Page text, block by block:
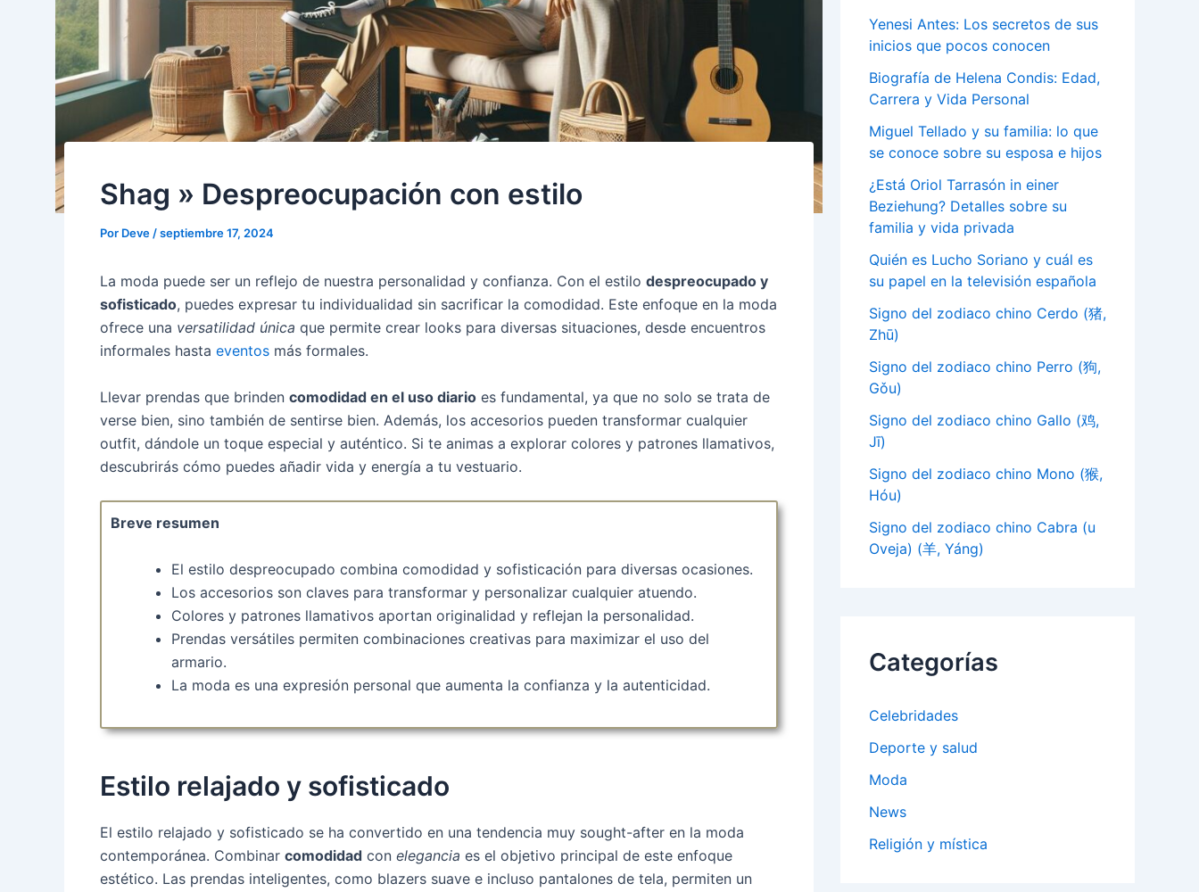
Shag » Despreocupación con estilo
Por Deve/septiembre 17, 2024
La moda puede ser un reflejo de nuestra personalidad y confianza. Con el estilo despreocupado y
sofisticado, puedes expresar tu individualidad sin sacrificar la comodidad. Este enfoque en la moda
ofrece una versatilidad única que permite crear looks para diversas situaciones, desde encuentros
informales hasta eventos más formales.
Llevar prendas que brinden comodidad en el uso diario es fundamental, ya que no solo se trata de
verse bien, sino también de sentirse bien. Además, los accesorios pueden transformar cualquier
outfit, dándole un toque especial y auténtico. Si te animas a explorar colores y patrones llamativos,
descubrirás cómo puedes añadir vida y energía a tu vestuario.
Breve resumen
El estilo despreocupado combina comodidad y sofisticación para diversas ocasiones.
Los accesorios son claves para transformar y personalizar cualquier atuendo.
Colores y patrones llamativos aportan originalidad y reflejan la personalidad.
Prendas versátiles permiten combinaciones creativas para maximizar el uso del
armario.
La moda es una expresión personal que aumenta la confianza y la autenticidad.
Estilo relajado y sofisticado
El estilo relajado y sofisticado se ha convertido en una tendencia muy sought-after en la moda
contemporánea. Combinar comodidad con elegancia es el objetivo principal de este enfoque
estético. Las prendas inteligentes, como blazers suave e incluso pantalones de tela, permiten un
Yenesi Antes: Los secretos de sus
inicios que pocos conocen
Biografía de Helena Condis: Edad,
Carrera y Vida Personal
Miguel Tellado y su familia: lo que
se conoce sobre su esposa e hijos
¿Está Oriol Tarrasón in einer
Beziehung? Detalles sobre su
familia y vida privada
Quién es Lucho Soriano y cuál es
su papel en la televisión española
Signo del zodiaco chino Cerdo (猪,
Zhū)
Signo del zodiaco chino Perro (狗,
Gǒu)
Signo del zodiaco chino Gallo (鸡,
Jī)
Signo del zodiaco chino Mono (猴,
Hóu)
Signo del zodiaco chino Cabra (u
Oveja) (羊, Yáng)
Categorías
Celebridades
Deporte y salud
Moda
News
Religión y mística